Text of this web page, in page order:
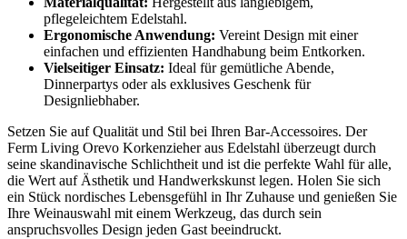
pflegeleichtem Edelstahl.
Ergonomische Anwendung: Vereint Design mit einer
einfachen und effizienten Handhabung beim Entkorken.
Vielseitiger Einsatz: Ideal für gemütliche Abende,
Dinnerpartys oder als exklusives Geschenk für
Designliebhaber.
Setzen Sie auf Qualität und Stil bei Ihren Bar-Accessoires. Der
Ferm Living Orevo Korkenzieher aus Edelstahl überzeugt durch
seine skandinavische Schlichtheit und ist die perfekte Wahl für alle,
die Wert auf Ästhetik und Handwerkskunst legen. Holen Sie sich
ein Stück nordisches Lebensgefühl in Ihr Zuhause und genießen Sie
Ihre Weinauswahl mit einem Werkzeug, das durch sein
anspruchsvolles Design jeden Gast beeindruckt.